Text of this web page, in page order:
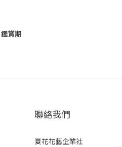
賞期
聯絡我們
夏花花藝企業社